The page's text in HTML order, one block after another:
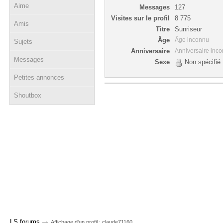
Aime
Amis
Sujets
Messages
Petites annonces
Shoutbox
Messages
127
Visites sur le profil
8 775
Titre
Sunriseur
Âge
Âge inconnu
Anniversaire Anniversaire
Sexe Non spécifié